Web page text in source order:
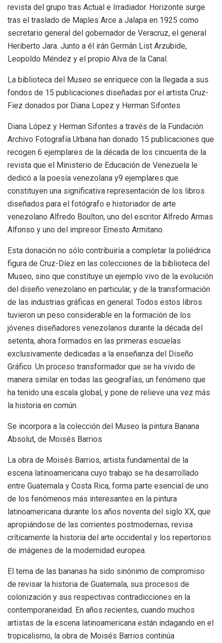
revista del grupo tras Actual e Irradiador. Horizonte surge
tras el traslado de Maples Arce a Jalapa en 1925 como
secretario general del gobernador de Veracruz, el general
Heriberto Jara. Junto a él irán Germán List Arzubide,
Leopoldo Méndez y el propio Alva de la Canal.
La biblioteca del Museo se enriquece con la llegada a sus
fondos de 15 publicaciones diseñadas por el artista Cruz-
Fiez donados por Diana Lopez y Herman Sifontes
Diana López y Herman Sifontes a través de la Fundación
Archivo Fotografía Urbana han donado 15 publicaciones que
recogen 6 ejemplares de la década de los cincuenta de la
revista que el Ministerio de Educación de Venezuela le
dedicó a la poesía venezolana y9 ejemplares que
constituyen una significativa representación de los libros
diseñados para el fotógrafo e historiador de arte
venezolano Alfredo Boulton, uno del escritor Alfredo Armas
Alfonso y uno del impresor Ernesto Armitano.
Esta donación no sólo contribuiría a completar la poliédrica
figura de Cruz-Díez en las colecciones de la biblioteca del
Museo, sino que constituye un ejemplo vivo de la evolución
del diseño venezolano en particular, y de la transformación
de las industrias gráficas en general. Todos estos libros
tuvieron un peso considerable en la formación de los
jóvenes diseñadores venezolanos durante la década del
setenta, ahora formados en las primeras escuelas
exclusivamente dedicadas a la enseñanza del Diseño
Gráfico. Un proceso transformador que se ha vivido de
manera similar en todas las geografías, un fenómeno que
ha tenido una escala global, y pone de relieve una vez más
la historia en común.
Se incorpora a la colección del Museo la pintura Banana
Absolut, de Moisés Barrios
La obra de Moisés Barrios, artista fundamental de la
escena latinoamericana cuyo trabajo se ha desarrollado
entre Guatemala y Costa Rica, forma parte esencial de uno
de los fenómenos más interesantes en la pintura
latinoamericana durante los años noventa del siglo XX, que
apropiándose de las corrientes postmodernas, revisa
críticamente la historia del arte occidental y los repertorios
de imágenes de la modernidad europea.
El tema de las bananas ha sido sinónimo de compromiso
de revisar la historia de Guatemala, sus procesos de
colonización y sus respectivas contradicciones en la
contemporaneidad. En años recientes, cuando muchos
artistas de la escena latinoamericana están indagando en el
tropicalismo, la obra de Moisés Barrios continúa